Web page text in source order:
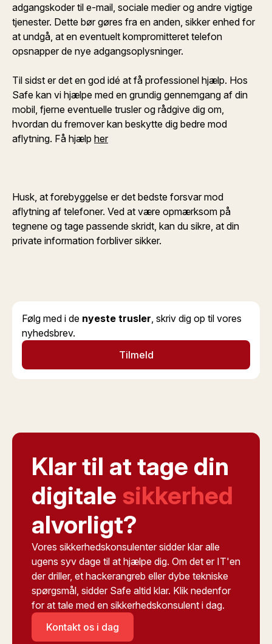
adgangskoder til e-mail, sociale medier og andre vigtige
tjenester. Dette bør gøres fra en anden, sikker enhed for
at undgå, at en eventuelt kompromitteret telefon
opsnapper de nye adgangsoplysninger.
Til sidst er det en god idé at få professionel hjælp. Hos
Safe kan vi hjælpe med en grundig gennemgang af din
mobil, fjerne eventuelle trusler og rådgive dig om,
hvordan du fremover kan beskytte dig bedre mod
aflytning. Få hjælp her
Husk, at forebyggelse er det bedste forsvar mod
aflytning af telefoner. Ved at være opmærksom på
tegnene og tage passende skridt, kan du sikre, at din
private information forbliver sikker.
Følg med i de nyeste trusler , skriv dig op til vores
nyhedsbrev.
Tilmeld
Klar til at tage din
digitale sikkerhed
alvorligt?
Vores sikkerhedskonsulenter sidder klar alle
ugens syv dage til at hjælpe dig. Om det er IT'en
der driller, et hackerangreb eller dybe tekniske
spørgsmål, sidder Safe altid klar. Klik nedenfor
for at tale med en sikkerhedskonsulent i dag.
Kontakt os i dag